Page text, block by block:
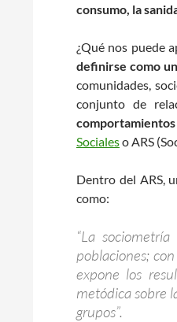
consumo, la
¿Qué nos puede
definirse como
comunidades,
conjunto de
Socialeso ARS
Dentro del ARS,
como:
“La
poblaciones;
expone los
metódica sobre
grupos”.